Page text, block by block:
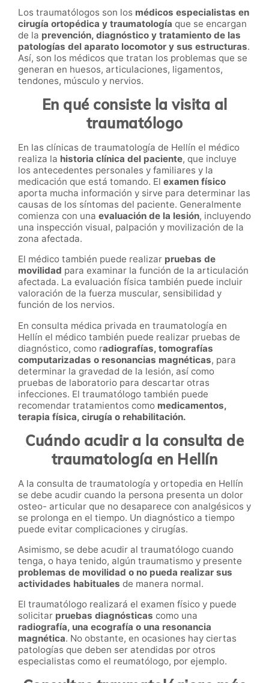
Los traumatólogos son los médicos especialistas en
cirugía ortopédica y traumatología que se encargan
de la prevención, diagnóstico y tratamiento de las
patologías del aparato locomotor y sus estructuras.
Así, son los médicos que tratan los problemas que se
generan en huesos, articulaciones, ligamentos,
tendones, músculo y nervios.
En qué consiste la visita al
traumatólogo
En las clínicas de traumatología de Hellín el médico
realiza la historia clínica del paciente, que incluye
los antecedentes personales y familiares y la
medicación que está tomando. El examen físico
aporta mucha información y sirve para determinar las
causas de los síntomas del paciente. Generalmente
comienza con una evaluación de la lesión, incluyendo
una inspección visual, palpación y movilización de la
zona afectada.
El médico también puede realizar pruebas de
movilidad para examinar la función de la articulación
afectada. La evaluación física también puede incluir
valoración de la fuerza muscular, sensibilidad y
función de los nervios.
En consulta médica privada en traumatología en
Hellín el médico también puede realizar pruebas de
diagnóstico, como radiografías, tomografías
computarizadas o resonancias magnéticas, para
determinar la gravedad de la lesión, así como
pruebas de laboratorio para descartar otras
infecciones. El traumatólogo también puede
recomendar tratamientos como medicamentos,
terapia física, cirugía o rehabilitación.
Cuándo acudir a la consulta de
traumatología en Hellín
A la consulta de traumatología y ortopedia en Hellín
se debe acudir cuando la persona presenta un dolor
osteo- articular que no desaparece con analgésicos y
se prolonga en el tiempo. Un diagnóstico a tiempo
puede evitar complicaciones y cirugías.
Asimismo, se debe acudir al traumatólogo cuando
tenga, o haya tenido, algún traumatismo y presente
problemas de movilidad o no pueda realizar sus
actividades habituales de manera normal.
El traumatólogo realizará el examen físico y puede
solicitar pruebas diagnósticas como una
radiografía, una ecografía o una resonancia
magnética. No obstante, en ocasiones hay ciertas
patologías que deben ser atendidas por otros
especialistas como el reumatólogo, por ejemplo.